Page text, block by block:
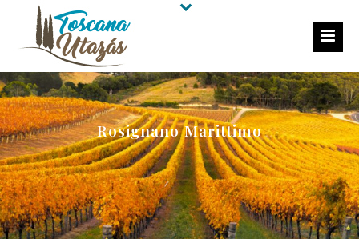
Rosignano Marittimo